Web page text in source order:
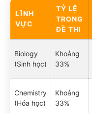
LĨNH
VỰC
TỶ LỆ
TRONG
ĐỀ THI
Biology
(Sinh học)
Khoảng
33%
Chemistry
(Hóa học)
Khoảng
33%